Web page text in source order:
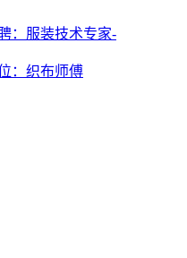
：服装技术专家-
：织布师傅